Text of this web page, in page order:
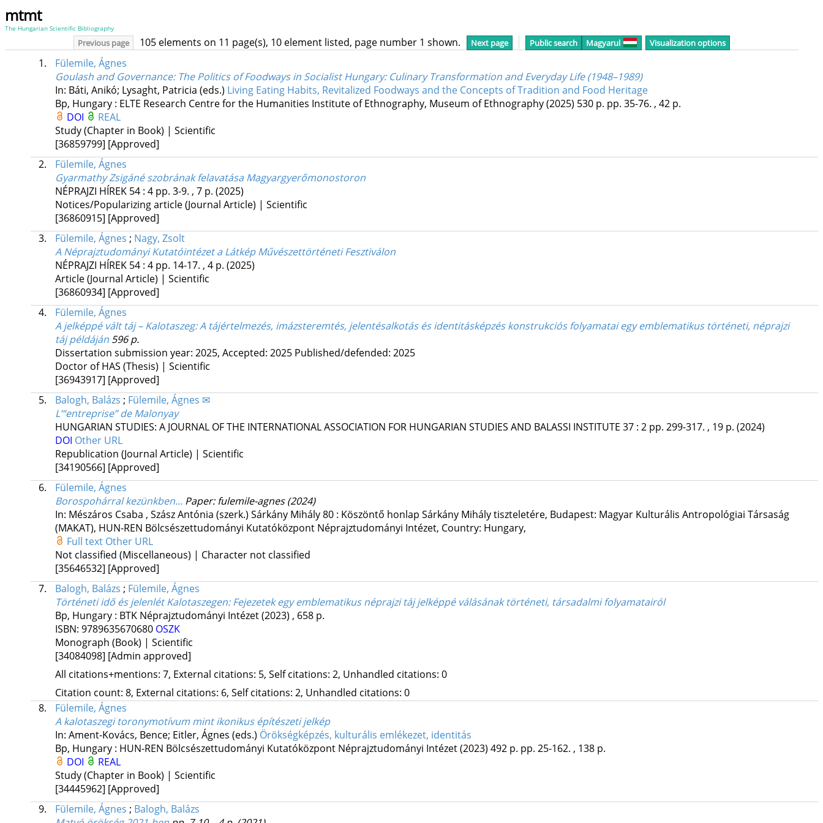
mtmt
The Hungarian Scientific Bibliography
Previous page 105 elements on 11 page(s), 10 element listed, page number 1 shown. Next page Public search Magyarul Visualization options
1.
Fülemile, Ágnes
Goulash and Governance: The Politics of Foodways in Socialist Hungary: Culinary Transformation and Everyday Life (1948–1989)
In: Báti, Anikó; Lysaght, Patricia (eds.) Living Eating Habits, Revitalized Foodways and the Concepts of Tradition and Food Heritage
Bp, Hungary : ELTE Research Centre for the Humanities Institute of Ethnography, Museum of Ethnography(2025) 530 p. pp. 35-76. , 42 p.
DOI
REAL
Study (Chapter in Book) | Scientific
[36859799] [Approved]
2.
Fülemile, Ágnes
Gyarmathy Zsigáné szobrának felavatása Magyargyerőmonostoron
NÉPRAJZI HÍREK 54: 4 pp. 3-9. , 7 p. (2025)
Notices/Popularizing article (Journal Article) | Scientific
[36860915] [Approved]
3.
Fülemile, Ágnes ; Nagy, Zsolt
A Néprajztudományi Kutatóintézet a Látkép Művészettörténeti Fesztiválon
NÉPRAJZI HÍREK 54: 4 pp. 14-17. , 4 p. (2025)
Article (Journal Article) | Scientific
[36860934] [Approved]
4.
Fülemile, Ágnes
A jelképpé vált táj – Kalotaszeg: A tájértelmezés, imázsteremtés, jelentésalkotás és identitásképzés konstrukciós folyamatai egy emblematikus történeti, néprajzi
táj példáján596 p.
Dissertation submission year: 2025, Accepted: 2025 Published/defended: 2025
Doctor of HAS (Thesis) | Scientific
[36943917] [Approved]
5.
Balogh, Balázs ; Fülemile, Ágnes ✉
L’“entreprise” de Malonyay
HUNGARIAN STUDIES: A JOURNAL OF THE INTERNATIONAL ASSOCIATION FOR HUNGARIAN STUDIES AND BALASSI INSTITUTE 37: 2 pp. 299-317. , 19 p. (2024)
DOI Other URL
Republication (Journal Article) | Scientific
[34190566] [Approved]
6.
Fülemile, Ágnes
Borospohárral kezünkben... Paper: fulemile-agnes(2024)
In: Mészáros Csaba , Szász Antónia (szerk.) Sárkány Mihály 80 : Köszöntő honlap Sárkány Mihály tiszteletére, Budapest: Magyar Kulturális Antropológiai Társaság
(MAKAT), HUN-REN Bölcsészettudományi Kutatóközpont Néprajztudományi Intézet, Country: Hungary,
Full text Other URL
Not classified (Miscellaneous) | Character not classified
[35646532] [Approved]
7.
Balogh, Balázs ; Fülemile, Ágnes
Történeti idő és jelenlét Kalotaszegen: Fejezetek egy emblematikus néprajzi táj jelképpé válásának történeti, társadalmi folyamatairól
Bp, Hungary : BTK Néprajztudományi Intézet(2023) , 658 p.
ISBN: 9789635670680 OSZK
Monograph (Book) | Scientific
[34084098] [Admin approved]
All citations+mentions: 7, External citations: 5, Self citations: 2, Unhandled citations: 0
Citation count: 8, External citations: 6, Self citations: 2, Unhandled citations: 0
8.
Fülemile, Ágnes
A kalotaszegi toronymotívum mint ikonikus építészeti jelkép
In: Ament-Kovács, Bence; Eitler, Ágnes (eds.) Örökségképzés, kulturális emlékezet, identitás
Bp, Hungary : HUN-REN Bölcsészettudományi Kutatóközpont Néprajztudományi Intézet(2023) 492 p. pp. 25-162. , 138 p.
DOI
REAL
Study (Chapter in Book) | Scientific
[34445962] [Approved]
9.
Fülemile, Ágnes ; Balogh, Balázs